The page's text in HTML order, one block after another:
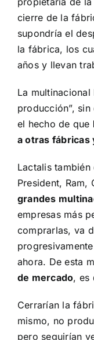
cierre de la
supondría el
la fábrica, los
años y llevan
La multinacional
producción”,
el hecho de que
a otras fábricas
Lactalis
President, Ram,
grandes
empresas más
comprarlas, va
ahora. De esta
de mercado, es
Cerrarían la
mismo, no
pero seguirían